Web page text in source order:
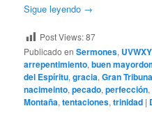
Sigue leyendo →
Post Views:87
Publicado en Sermones,
arrepentimiento,buen
del Espíritu,gracia,Gran
nacimeinto,pecado,perfección,
Montaña,tentaciones,trinidad |